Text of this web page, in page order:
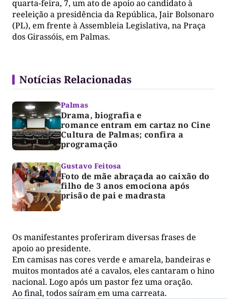
quarta-feira, 7, um ato de apoio ao candidato à
reeleição a presidência da República, Jair Bolsonaro
(PL), em frente à Assembleia Legislativa, na Praça
dos Girassóis, em Palmas.
Notícias Relacionadas
Palmas
Drama, biografia e
romance entram em cartaz no Cine
Cultura de Palmas; confira a
programação
Gustavo Feitosa
Foto de mãe abraçada ao caixão do
filho de 3 anos emociona após
prisão de pai e madrasta
Os manifestantes proferiram diversas frases de
apoio ao presidente.
Em camisas nas cores verde e amarela, bandeiras e
muitos montados até a cavalos, eles cantaram o hino
nacional. Logo após um pastor fez uma oração.
Ao final, todos saíram em uma carreata.